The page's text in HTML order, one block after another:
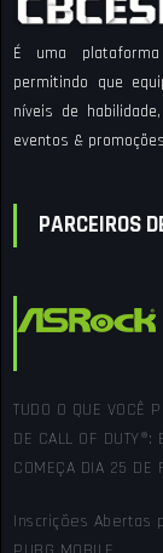
É uma
permitindo que
níveis de
eventos &
PARCEIROS
TUDO O QUE VOCÊ
DE CALL OF DUTY®:
COMEÇA DIA 25 DE
Inscrições Abertas